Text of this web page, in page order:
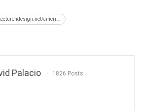
ameri...
Palacio 1826 Posts